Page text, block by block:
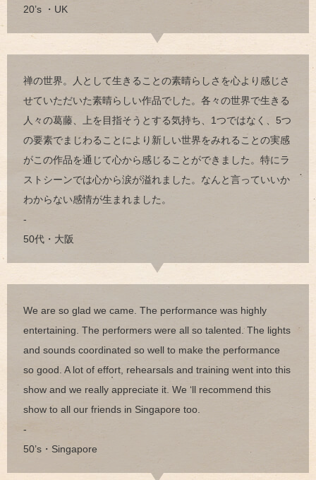
20’s ・UK
禅の世界。人として生きることの素晴らしさを心より感じさ
せていただいた素晴らしい作品でした。各々の世界で生きる
人々の葛藤、上を目指そうとする気持ち、1つではなく、5つ
の要素でまじわることにより新しい世界をみれることの実感
がこの作品を通じて心から感じることができました。特にラ
ストシーンでは心から涙が溢れました。なんと言っていいか
わからない感情が生まれました。
-
50代・大阪
We are so glad we came. The performance was highly
entertaining. The performers were all so talented. The lights
and sounds coordinated so well to make the performance
so good. A lot of effort, rehearsals and training went into this
show and we really appreciate it. We ‘ll recommend this
show to all our friends in Singapore too.
-
50’s・Singapore